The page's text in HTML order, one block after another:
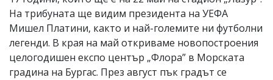
На трибуната ще видим президента на УЕФА
Мишел Платини, както и най-големите ни футболни
легенди. В края на май откриваме новопостроения
целогодишен експо център „Флора” в Морската
градина на Бургас. През август пък градът се